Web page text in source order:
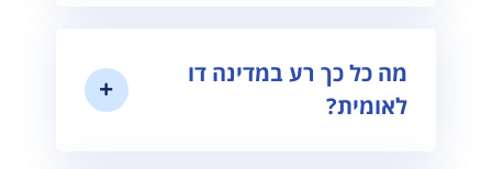
מה כל כך רע במדינה דו
לאומית?